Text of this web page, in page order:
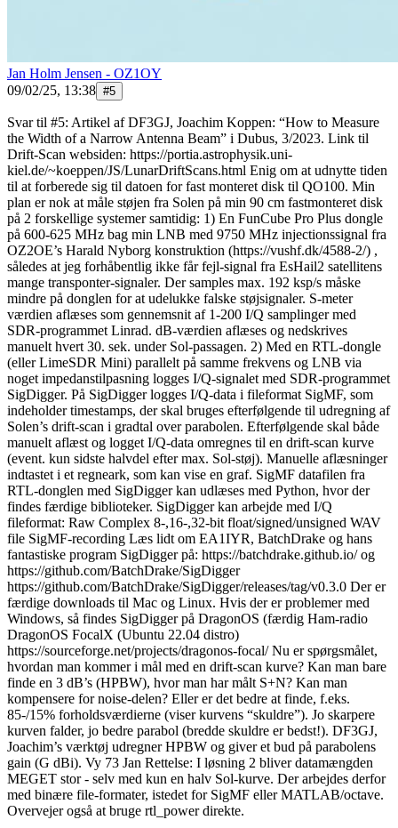
Jan Holm Jensen - OZ1OY
09/02/25, 13:38 #5
Svar til #5: Artikel af DF3GJ, Joachim Koppen: “How to Measure
the Width of a Narrow Antenna Beam” i Dubus, 3/2023. Link til
Drift-Scan websiden: https://portia.astrophysik.uni-
kiel.de/~koeppen/JS/LunarDriftScans.html Enig om at udnytte tiden
til at forberede sig til datoen for fast monteret disk til QO100. Min
plan er nok at måle støjen fra Solen på min 90 cm fastmonteret disk
på 2 forskellige systemer samtidig: 1) En FunCube Pro Plus dongle
på 600-625 MHz bag min LNB med 9750 MHz injectionssignal fra
OZ2OE’s Harald Nyborg konstruktion (https://vushf.dk/4588-2/) ,
således at jeg forhåbentlig ikke får fejl-signal fra EsHail2 satellitens
mange transponter-signaler. Der samples max. 192 ksp/s måske
mindre på donglen for at udelukke falske støjsignaler. S-meter
værdien aflæses som gennemsnit af 1-200 I/Q samplinger med
SDR-programmet Linrad. dB-værdien aflæses og nedskrives
manuelt hvert 30. sek. under Sol-passagen. 2) Med en RTL-dongle
(eller LimeSDR Mini) parallelt på samme frekvens og LNB via
noget impedanstilpasning logges I/Q-signalet med SDR-programmet
SigDigger. På SigDigger logges I/Q-data i fileformat SigMF, som
indeholder timestamps, der skal bruges efterfølgende til udregning af
Solen’s drift-scan i gradtal over parabolen. Efterfølgende skal både
manuelt aflæst og logget I/Q-data omregnes til en drift-scan kurve
(event. kun sidste halvdel efter max. Sol-støj). Manuelle aflæsninger
indtastet i et regneark, som kan vise en graf. SigMF datafilen fra
RTL-donglen med SigDigger kan udlæses med Python, hvor der
findes færdige biblioteker. SigDigger kan arbejde med I/Q
fileformat: Raw Complex 8-,16-,32-bit float/signed/unsigned WAV
file SigMF-recording Læs lidt om EA1IYR, BatchDrake og hans
fantastiske program SigDigger på: https://batchdrake.github.io/ og
https://github.com/BatchDrake/SigDigger
https://github.com/BatchDrake/SigDigger/releases/tag/v0.3.0 Der er
færdige downloads til Mac og Linux. Hvis der er problemer med
Windows, så findes SigDigger på DragonOS (færdig Ham-radio
DragonOS FocalX (Ubuntu 22.04 distro)
https://sourceforge.net/projects/dragonos-focal/ Nu er spørgsmålet,
hvordan man kommer i mål med en drift-scan kurve? Kan man bare
finde en 3 dB’s (HPBW), hvor man har målt S+N? Kan man
kompensere for noise-delen? Eller er det bedre at finde, f.eks.
85-/15% forholdsværdierne (viser kurvens “skuldre”). Jo skarpere
kurven falder, jo bedre parabol (bredde skuldre er bedst!). DF3GJ,
Joachim’s værktøj udregner HPBW og giver et bud på parabolens
gain (G dBi). Vy 73 Jan Rettelse: I løsning 2 bliver datamængden
MEGET stor - selv med kun en halv Sol-kurve. Der arbejdes derfor
med binære file-formater, istedet for SigMF eller MATLAB/octave.
Overvejer også at bruge rtl_power direkte.